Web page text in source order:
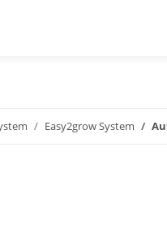
Easy2grow System